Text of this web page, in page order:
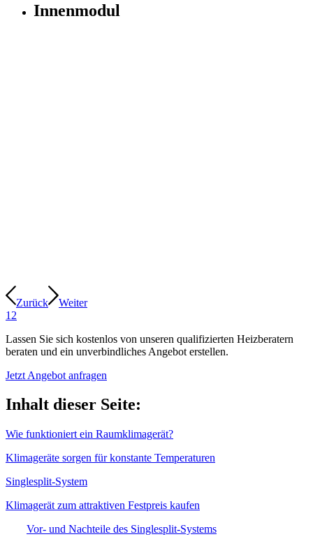
Innenmodul
Zurück
Weiter
1 2
Lassen Sie sich kostenlos von unseren qualifizierten Heizberatern
beraten und ein unverbindliches Angebot erstellen.
Jetzt Angebot anfragen
Inhalt dieser Seite:
Wie funktioniert ein Raumklimagerät?
Klimageräte sorgen für konstante Temperaturen
Singlesplit-System
Klimagerät zum attraktiven Festpreis kaufen
Vor- und Nachteile des Singlesplit-Systems